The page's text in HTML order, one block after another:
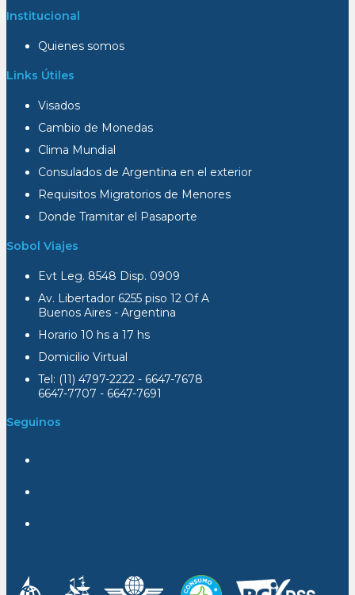
Institucional
Quienes somos
Links Útiles
Visados
Cambio de Monedas
Clima Mundial
Consulados de Argentina en el exterior
Requisitos Migratorios de Menores
Donde Tramitar el Pasaporte
Sobol Viajes
Evt Leg. 8548 Disp. 0909
Av. Libertador 6255 piso 12 Of A
Buenos Aires - Argentina
Horario 10 hs a 17 hs
Domicilio Virtual
Tel: (11) 4797-2222 - 6647-7678
6647-7707 - 6647-7691
Seguinos